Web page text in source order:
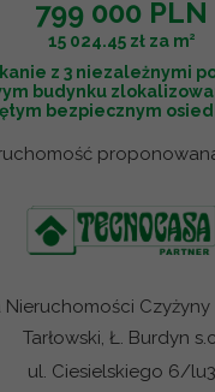
799 000 PLN
15 024.45 zł za m2
z 3 niezależnymi
budynku
bezpiecznym
Czyżyny
Tarłowski, Ł. Burdyn
ul. Ciesielskiego 6/lu3